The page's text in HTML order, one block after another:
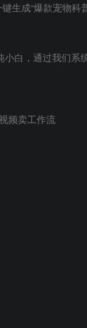
生成“爆款宠物
白，通过我们系
频卖工作流